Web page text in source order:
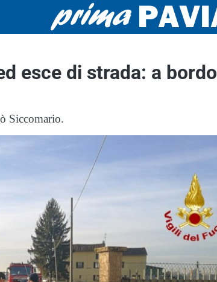
esce di strada: a bordo
Siccomario.